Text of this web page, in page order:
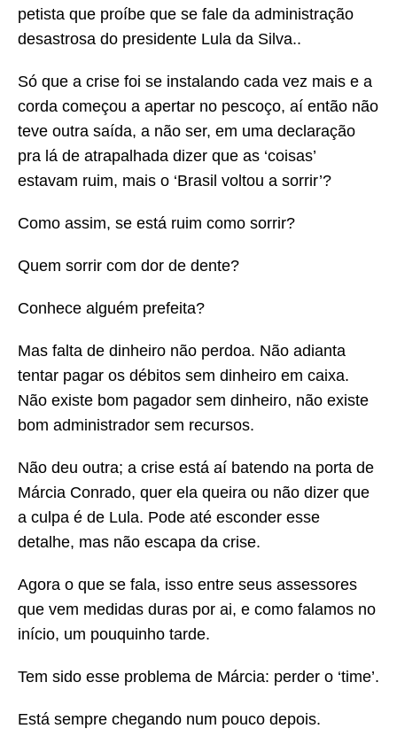
petista que proíbe que se fale da administração
desastrosa do presidente Lula da Silva..
Só que a crise foi se instalando cada vez mais e a
corda começou a apertar no pescoço, aí então não
teve outra saída, a não ser, em uma declaração
pra lá de atrapalhada dizer que as ‘coisas’
estavam ruim, mais o ‘Brasil voltou a sorrir’?
Como assim, se está ruim como sorrir?
Quem sorrir com dor de dente?
Conhece alguém prefeita?
Mas falta de dinheiro não perdoa. Não adianta
tentar pagar os débitos sem dinheiro em caixa.
Não existe bom pagador sem dinheiro, não existe
bom administrador sem recursos.
Não deu outra; a crise está aí batendo na porta de
Márcia Conrado, quer ela queira ou não dizer que
a culpa é de Lula. Pode até esconder esse
detalhe, mas não escapa da crise.
Agora o que se fala, isso entre seus assessores
que vem medidas duras por ai, e como falamos no
início, um pouquinho tarde.
Tem sido esse problema de Márcia: perder o ‘time’.
Está sempre chegando num pouco depois.